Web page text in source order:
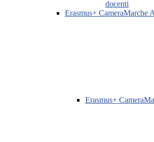
docenti
Erasmus+ CameraMarche
Erasmus+